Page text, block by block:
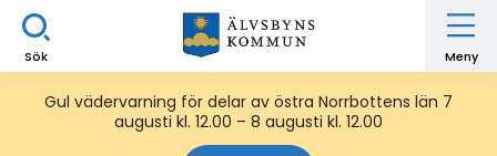
Sök Meny
Gul vädervarning för delar av östra Norrbottens län 7
augusti kl. 12.00 – 8 augusti kl. 12.00